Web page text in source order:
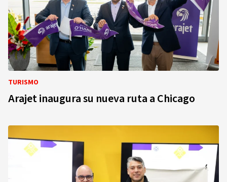
TURISMO
Arajet inaugura su nueva ruta a Chicago